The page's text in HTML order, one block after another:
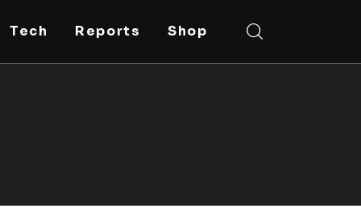
Tech Reports Shop